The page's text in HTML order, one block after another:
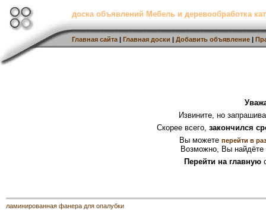
доска объявлений Мебель и деревообработка
Главная сайта | Главная доски | Добавить объявление |
Извините, но
Скорее всего, закончился
Вы можете перейти в
Возможно, Вы найдёте
Перейти на главную
ламинированная фанера для опалубки